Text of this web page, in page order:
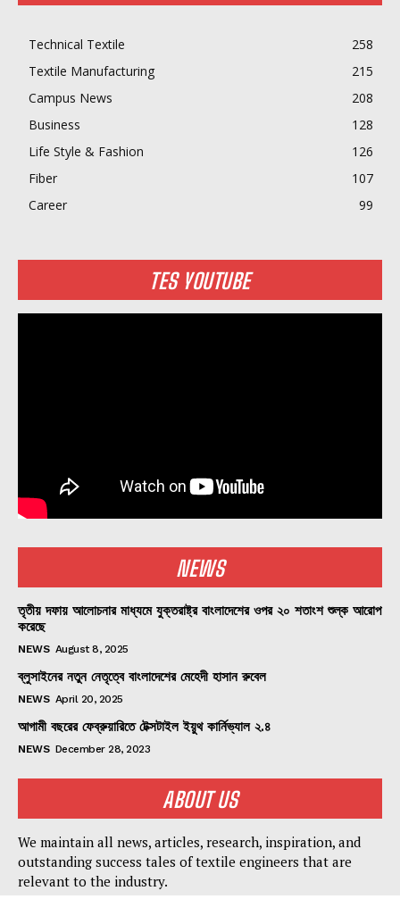
Technical Textile
258
Textile Manufacturing
215
Campus News
208
Business
128
Life Style & Fashion
126
Fiber
107
Career
99
TES YOUTUBE
NEWS
তৃতীয় দফায় আলোচনার মাধ্যমে যুক্তরাষ্ট্র বাংলাদেশের ওপর ২০ শতাংশ শুল্ক আরোপ
করেছে
NEWS August 8, 2025
ব্লুসাইনের নতুন নেতৃত্বে বাংলাদেশের মেহেদী হাসান রুবেল
NEWS April 20, 2025
আগামী বছরের ফেব্রুয়ারিতে টেক্সটাইল ইয়ুথ কার্নিভ্যাল ২.৪
NEWS December 28, 2023
ABOUT US
We maintain all news, articles, research, inspiration, and
outstanding success tales of textile engineers that are
relevant to the industry.